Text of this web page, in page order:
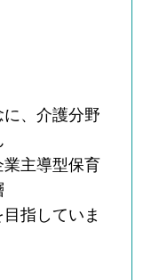
、介護分野
主導型保育
指していま